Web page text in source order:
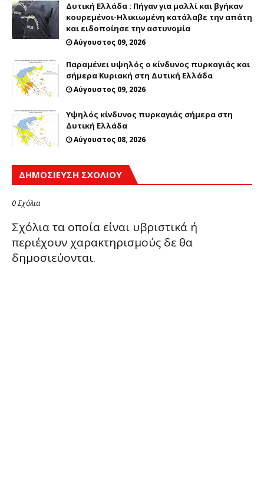
Δυτική Ελλάδα : Πήγαν για μαλλί και βγήκαν
κουρεμένοι-Ηλικιωμένη κατάλαβε την απάτη
και ειδοποίησε την αστυνομία
Αύγουστος 09, 2026
Παραμένει υψηλός ο κίνδυνος πυρκαγιάς και
σήμερα Κυριακή στη Δυτική Ελλάδα
Αύγουστος 09, 2026
Υψηλός κίνδυνος πυρκαγιάς σήμερα στη
Δυτική Ελλάδα
Αύγουστος 08, 2026
ΔΗΜΟΣΊΕΥΣΗ ΣΧΟΛΊΟΥ
0 Σχόλια
Σχόλια τα οποία είναι υβριστικά ή
περιέχουν χαρακτηρισμούς δε θα
δημοσιεύονται.